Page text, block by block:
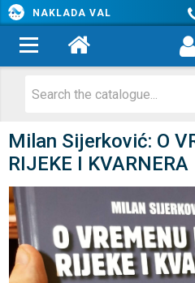
NAKLADA VAL
Milan Sijerković: O
RIJEKE I KVARNERA